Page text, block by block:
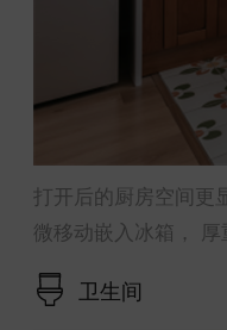
打开后的厨房空间更
微移动嵌入冰箱， 厚
卫生间